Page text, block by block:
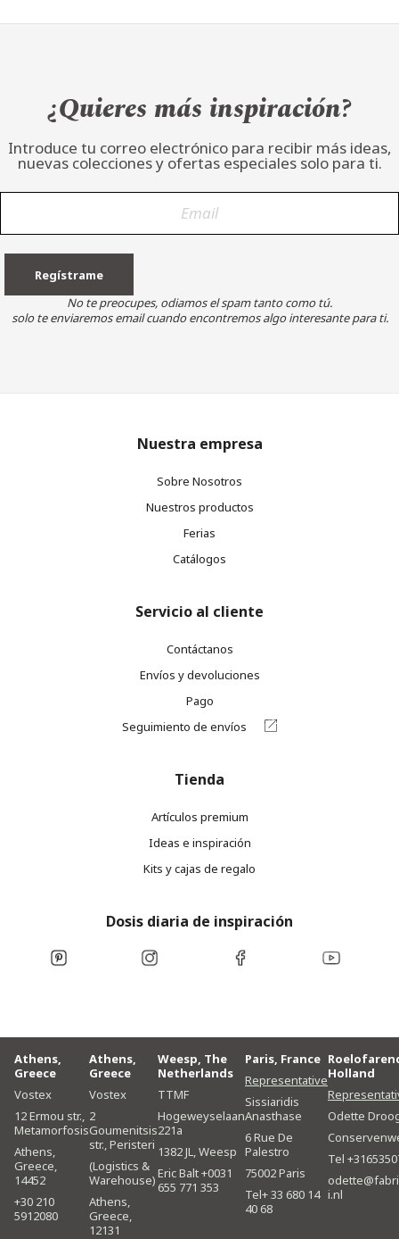
¿Quieres más inspiración?
Introduce tu correo electrónico para recibir más ideas,
nuevas colecciones y ofertas especiales solo para ti.
No te preocupes, odiamos el spam tanto como tú.
solo te enviaremos email cuando encontremos algo interesante para ti.
Nuestra empresa
Sobre Nosotros
Nuestros productos
Ferias
Catálogos
Servicio al cliente
Contáctanos
Envíos y devoluciones
Pago
Seguimiento de envíos
Tienda
Artículos premium
Ideas e inspiración
Kits y cajas de regalo
Dosis diaria de inspiración
Athens,
Greece
Vostex
12 Ermou str.,
Metamorfosis
Athens,
Greece,
14452
+30 210
5912080
Athens,
Greece
Vostex
2
Goumenitsis
str., Peristeri
(Logistics &
Warehouse)
Athens,
Greece,
12131
Weesp, The
Netherlands
TTMF
Hogeweyselaan
221a
1382 JL, Weesp
Eric Balt +0031
655 771 353
Paris, France
Representative
Sissiaridis
Anasthase
6 Rue De
Palestro
75002 Paris
Tel+ 33 680 14
40 68
Holland
Odette
Tel
i.nl